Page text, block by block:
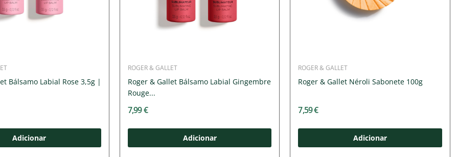
Bálsamo Labial Rose 3,5g |
Adicionar
ROGER & GALLET
Roger & Gallet Bálsamo Labial Gingembre
Rouge...
7,99 €
Adicionar
ROGER & GALLET
Roger & Gallet Néroli Sabonete 100g
7,59 €
Adicionar